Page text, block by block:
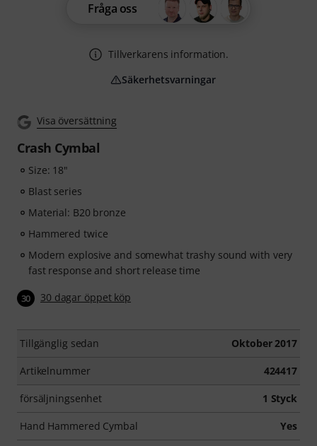
Visa översättning
Crash Cymbal
Size: 18"
Blast series
Material: B20 bronze
Hammered twice
Modern explosive and somewhat trashy sound with very
fast response and short release time
30 30 dagar öppet köp
Tillgänglig sedan Oktober 2017
Artikelnummer 424417
försäljningsenhet 1 Styck
Hand Hammered Cymbal Yes
Fråga oss
Tillverkarens information.
Säkerhetsvarningar